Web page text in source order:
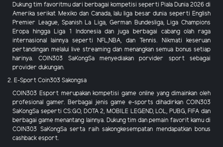
Dukung tim favoritmu dari berbagai kompetisi seperti Piala Dunia 2026 di
Amerika serikat Mexiko dan Canada, lalu liga besar dunia seperti English
Premier League, Spanish La Liga, German Bundesliga, Liga Champions
Eropa hingga Liga 1 Indonesia dan juga berbagai cabang olah raga
internasional lainnya seperti NFL,NBA, dan Tennis. Nikmati keseruan
pertandingan melalui live streaming dan menangkan semua bonus setiap
harinya. COIN303 SaKongSa menyediakan porvider sport sebagai
provider dukungan.
2. E-Sport Coin303 Sakongsa
COIN303 Esport merupakan kompetisi game online yang dimainkan oleh
profesional gamer. Berbagai jenis game e-sports dihadirkan COIN303
SaKongSa seperti CS:GO, DOTA 2, MOBILE LEGEND, LOL, PUBG, FIFA dan
berbagai game menantang lainnya. Dukung tim dan pemain favorit kamu di
COIN303 SaKongSa serta raih sakongkesempatan mendapatkan bonus
cashback esport.